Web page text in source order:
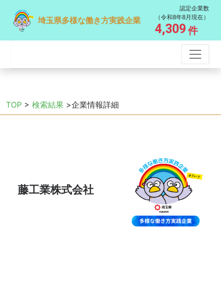
埼玉県多様な働き方実践企業
認定企業数
（令和8年8月現在）
4,309 件
TOP > 検索結果 >企業情報詳細
藤工業株式会社